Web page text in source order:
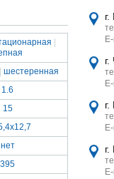
MINI
шестеренная
1.6
15
нет
395